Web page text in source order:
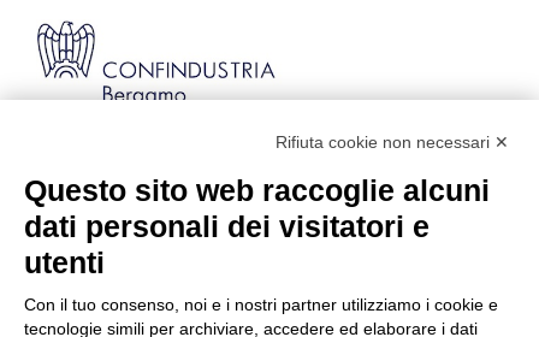
Codice Fiscale: 80021750163 | PEC:
info@pec.confindustriabergamo.it
CONFINDUSTRIA BERGAMO
Rifiuta cookie non necessari ✕
Questo sito web raccoglie alcuni
dati personali dei visitatori e
utenti
Con il tuo consenso, noi e i nostri partner utilizziamo i cookie e
tecnologie simili per archiviare, accedere ed elaborare i dati